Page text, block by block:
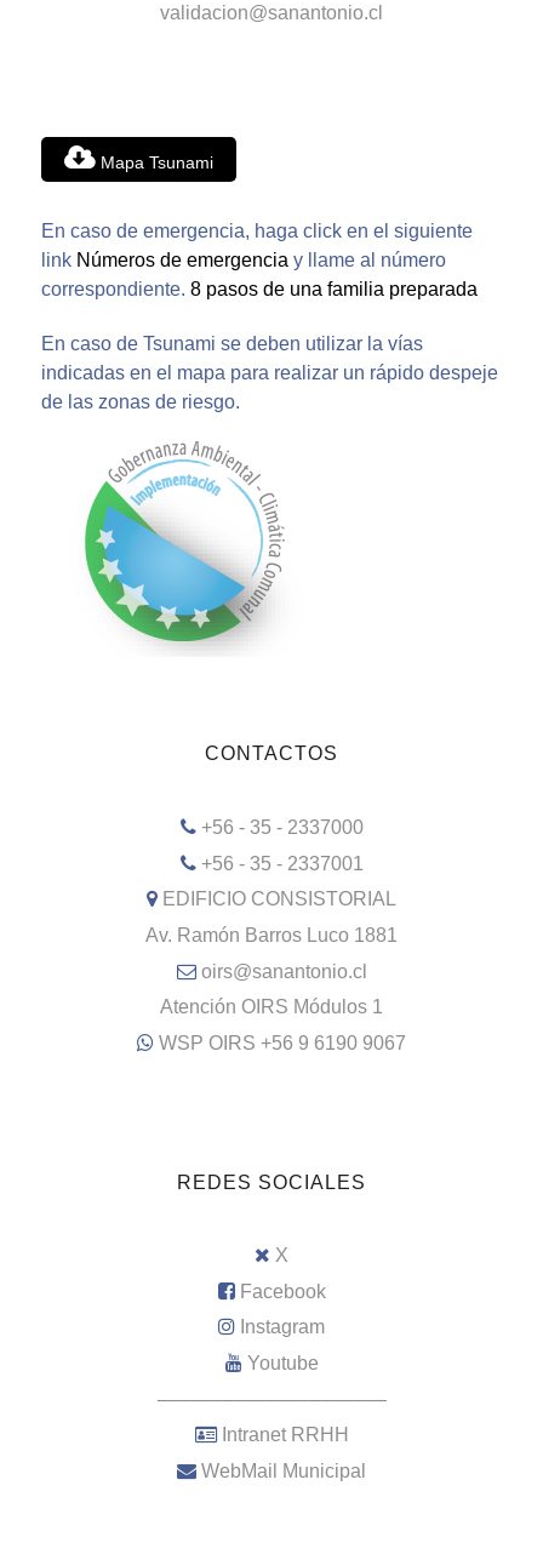
validacion@sanantonio.cl
Mapa Tsunami
En caso de emergencia, haga click en el siguiente
link Números de emergencia y llame al número
correspondiente. 8 pasos de una familia preparada
En caso de Tsunami se deben utilizar la vías
indicadas en el mapa para realizar un rápido despeje
de las zonas de riesgo.
CONTACTOS
+56 - 35 - 2337000
+56 - 35 - 2337001
EDIFICIO CONSISTORIAL
Av. Ramón Barros Luco 1881
oirs@sanantonio.cl
Atención OIRS Módulos 1
WSP OIRS +56 9 6190 9067
REDES SOCIALES
X
Facebook
Instagram
Youtube
–––––––––––––––––––––
Intranet RRHH
WebMail Municipal